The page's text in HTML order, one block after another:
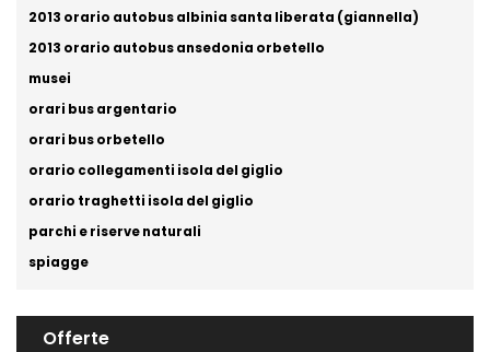
2013 orario autobus albinia santa liberata (giannella)
2013 orario autobus ansedonia orbetello
musei
orari bus argentario
orari bus orbetello
orario collegamenti isola del giglio
orario traghetti isola del giglio
parchi e riserve naturali
spiagge
Offerte